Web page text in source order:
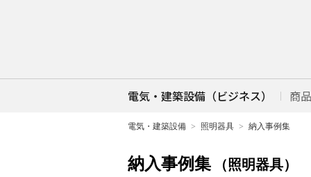
電気・建築設備（ビジネス） 商
電気・建築設備 照明器具 納入事例集
納入事例集 （照明器具）